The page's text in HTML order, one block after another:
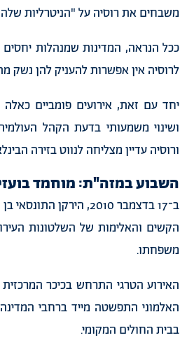
משבחים אתרוסיהעל "הניטרליות שלה
ככל הנראה, המדינות שמנהלות יחסים
לרוסיהאיןאפשרותלהעניקלהן נשק
יחד עם זאת,אירועים פומביים כאלה
ושינוי משמעותי בדעת הקהל
ורוסיהעדיין מצליחהלנווטבזירה
השבועבמזה"ת: מוחמד
ב־17בדצמבר הירקן התונסאיבן
הקשים והאלימות של השלטונות
משפחתו.
האירוע הטרגי התרחש בכיכר המרכזית
האלמוני התפשטה מייד ברחבי המדינה
בבית החולים המקומי.